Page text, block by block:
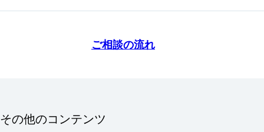
ご相談の流れ
その他のコンテンツ